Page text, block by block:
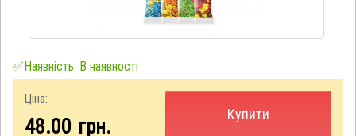
✅Наявність: В наявності
Ціна:
48.00 грн.
Купити